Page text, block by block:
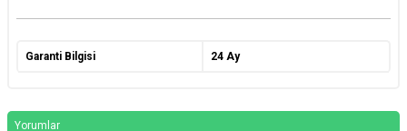
Garanti Bilgisi 24 Ay
Yorumlar